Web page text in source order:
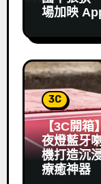
場加映
3C
【3C開箱
夜燈藍牙
機打造沉
療癒神器